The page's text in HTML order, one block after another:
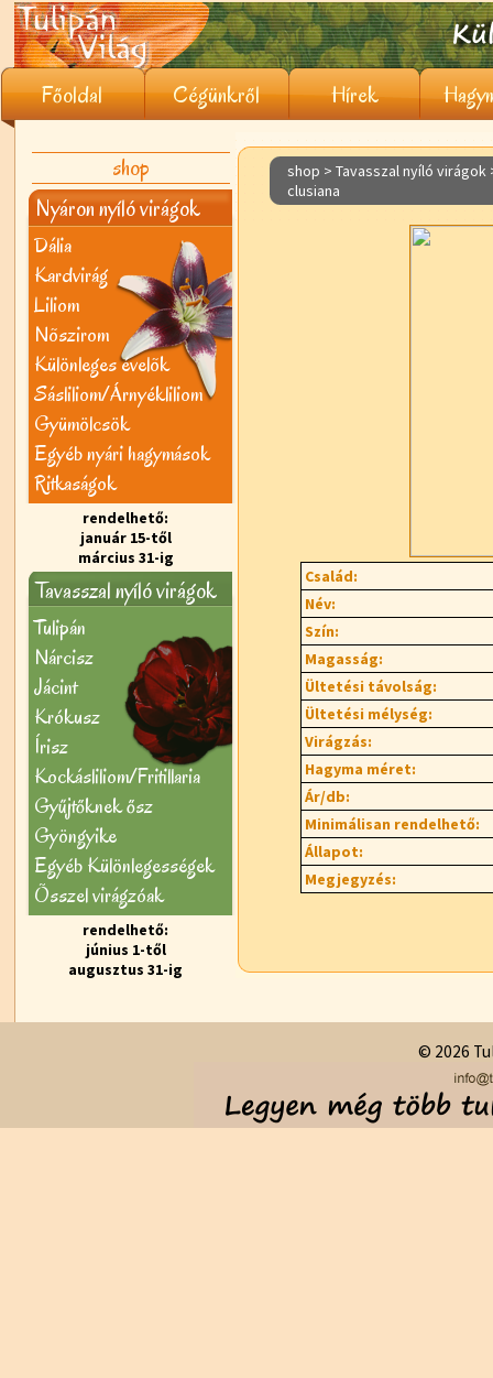
Főoldal Cégünkről Hírek
shop
Nyáron nyíló virágok
Dália
Kardvirág
Liliom
Nõszirom
Különleges évelõk
Sásliliom/Árnyékliliom
Gyümölcsök
Egyéb nyári hagymások
Ritkaságok
rendelhető:
január 15-től
március 31-ig
Tavasszal nyíló virágok
Tulipán
Nárcisz
Jácint
Krókusz
Írisz
Kockásliliom/Fritillaria
Gyűjtőknek ősz
Gyöngyike
Egyéb Különlegességek
Õsszel virágzóak
rendelhető:
június 1-től
augusztus 31-ig
shop > Tavasszal nyíló virágok
clusiana
Család:
Név:
Szín:
Magasság:
Ültetési távolság:
Ültetési mélység:
Virágzás:
Hagyma méret:
Ár/db:
Minimálisan rendelhető:
Állapot:
Megjegyzés:
© 2026